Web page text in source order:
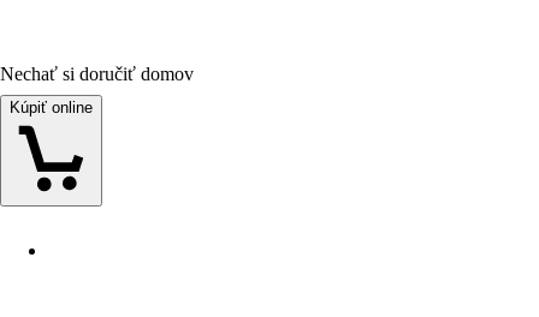
Nechať si doručiť domov
Kúpiť online